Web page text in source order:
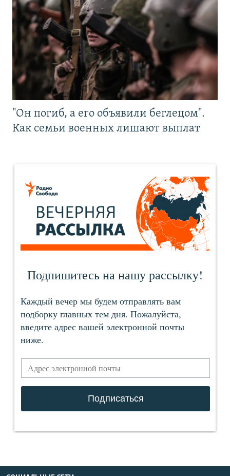
"Он погиб, а его объявили беглецом".
Как семьи военных лишают выплат